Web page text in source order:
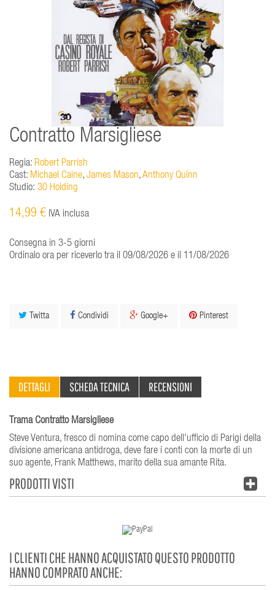
Contratto Marsigliese
Regia: Robert Parrish
Cast: Michael Caine, James Mason,Anthony Quinn
Studio: 30 Holding
14,99 € IVA inclusa
Consegna in 3-5 giorni
Ordinalo ora per riceverlo tra il 09/08/2026 e il 11/08/2026
Twitta Condividi Google+ Pinterest
DETTAGLI SCHEDA TECNICA RECENSIONI
Trama Contratto Marsigliese
Steve Ventura, fresco di nomina come capo dell'ufficio di Parigi della
divisione americana antidroga, deve fare i conti con la morte di un
suo agente, Frank Matthews, marito della sua amante Rita.
PRODOTTI VISTI
I CLIENTI CHE HANNO ACQUISTATO QUESTO PRODOTTO
HANNO COMPRATO ANCHE: